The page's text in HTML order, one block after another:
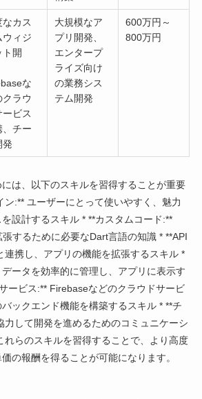
なカス
ウィジ
ト開
な
クラウ
ービス
、チー
発
大規模なア
プリ開発、
エンタープ
ライズ向け
の業務シス
テム開発
600万円～
800万円
は、以下のスキルを習得することが重要
ン:** ユーザーにとって使いやすく、魅力
設計するスキル * **カスタムコード:**
するために必要なDart言語の知識 * **API
連携し、アプリの機能を拡張するスキル *
ータを効率的に管理し、アプリに表示す
ービス:** Firebaseなどのクラウドサービ
ックエンド機能を構築するスキル * **チ
力して開発を進めるためのコミュニケーシ
れらのスキルを習得することで、より高度
の報酬を得ることが可能になります。